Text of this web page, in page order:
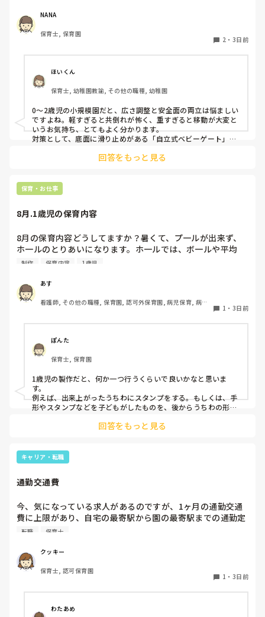
うな素材で軽いので、ちょっと体が当たると倒れたり、つか
まり立ちが不安定な子にとっては共倒れになったりで危険で
す。かと言って固定してしまうと活動によって柔軟に移動す
しっかりした重いものを置いていましたが、移動が大変で使
い勝手が悪く、子どもがぶつかって倒れた時に怖い思いをし
ました。
皆さんの園ではどんなもので工夫されていますか？
NANA
保育士, 保育園
2 ・ 3日前
ほいくん
保育士, 幼稚園教諭, その他の職種, 幼稚園
0〜2歳児の小規模園だと、広さ調整と安全面の両立は悩ましい
ですよね。軽すぎると共倒れが怖く、重すぎると移動が大変と
いうお気持ち、とてもよく分かります。
対策として、底面に滑り止めがある「自立式ベビーゲート」な
た、ストッパー付きキャスターをつけたロー棚を仕切りにすれ
り、脚元に水入りペットボトルなどの重りを付けて補強してみ
てくださいね。安全で使いやすい方法が見つかるよう応援して
回答をもっと見る
保育・お仕事
8月.1歳児の保育内容
8月の保育内容どうしてますか？暑くて、プ一ルが出来ず、
ホ一ルのとりあいになります。ホ一ルでは、ボ一ルや平均
台、風船で遊んでいます。製作で、うちわや望遠鏡や風鈴🎐
クラスです、玩具で遊ばせながら、何人かずつよんで、やっ
ています。何か、いいアイデアや、工夫など、何でもいいの
で、教えて下さい。
制作 保育内容 1歳児
あす
看護師, その他の職種, 保育園, 認可外保育園, 病児保育, 病院
1 ・ 3日前
ぽんた
保育士, 保育園
1歳児の製作だと、何か一つ行うくらいで良いかなと思いま
す。
例えば、出来上がったうちわにスタンプをする。もしくは、手
形やスタンプなどを子どもがしたものを、後からうちわの形に
雨遊び、氷遊び、など間食遊びをたくさん行っています。
す！いつもと違うおもちゃ、室内に興味津々です！
回答をもっと見る
キャリア・転職
通勤交通費
今、気になっている求人があるのですが、1ヶ月の通勤交通
費に上限があり、自宅の最寄駅から園の最寄駅までの通勤定
期代が5,000円ほどオーバーします
私としてはなかなか大きい金額なので、この時点で応募を迷
っているのですが、皆さんならどうしますか？
転職 保育士
クッキー
保育士, 認可保育園
1 ・ 3日前
わたあめ